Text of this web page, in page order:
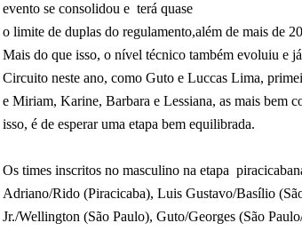
evento se consolidou e terá quase
o limite de duplas do regulamento,além de mais de
Mais do que isso, o nível técnico também evoluiu e
Circuito neste ano, como Guto e Luccas Lima,
e Miriam, Karine, Barbara e Lessiana, as mais bem
isso, é de esperar uma etapa bem equilibrada.
Os times inscritos no masculino na etapa
Adriano/Rido (Piracicaba), Luis Gustavo/Basílio
Jr./Wellington (São Paulo), Guto/Georges (São